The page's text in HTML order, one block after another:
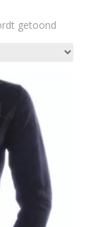
getoond
nieuwste